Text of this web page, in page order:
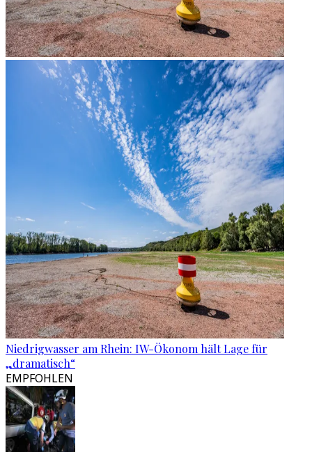
Niedrigwasser am Rhein: IW-Ökonom hält Lage für
„dramatisch“
EMPFOHLEN